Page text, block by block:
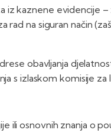
iz kaznene evidencije
rad na siguran način
obavljanja
s izlaskom komisije za
ili osnovnih znanja o